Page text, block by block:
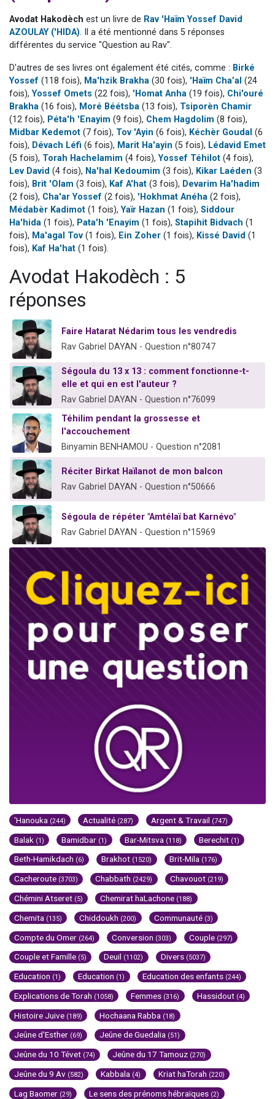
30 personnes viennent de faire un don pour Sauvez la jambe de Yohan
Il reste 49 places pour étudier en groupe sur Zoom
12 nouvelles musiques dans Torah-Box Music
29 personnes viennent de demander une bénédiction
Avodat Hakodèch est un livre de Rav 'Haïm Yossef David
AZOULAY ('HIDA). Il a été mentionné dans 5 réponses
différentes du service "Question au Rav".
D'autres de ses livres ont également été cités, comme : Birké
Yossef (118 fois), Ma'hzik Brakha (30 fois), 'Haïm Cha’al (24
fois), Yossef Omets (22 fois), 'Homat Anha (19 fois), Chi'ouré
Brakha (16 fois), Moré Béétsba (13 fois), Tsiporèn Chamir
(12 fois), Péta'h 'Enayim (9 fois), Chem Hagdolim (8 fois),
Midbar Kedemot (7 fois), Tov 'Ayin (6 fois), Kéchèr Goudal (6
fois), Dévach Léfi (6 fois), Marit Ha'ayin (5 fois), Lédavid Emet
(5 fois), Torah Hachelamim (4 fois), Yossef Téhilot (4 fois),
Lev David (4 fois), Na'hal Kedoumim (3 fois), Kikar Laéden (3
fois), Brit 'Olam (3 fois), Kaf A'hat (3 fois), Devarim Ha'hadim
(2 fois), Cha'ar Yossef (2 fois), 'Hokhmat Anéha (2 fois),
Médabèr Kadimot (1 fois), Yaïr Hazan (1 fois), Siddour
Ha'hida (1 fois), Pata'h 'Enayim (1 fois), Stapihit Bidvach (1
fois), Ma'agal Tov (1 fois), Ein Zoher (1 fois), Kissé David (1
fois), Kaf Ha'hat (1 fois).
Avodat Hakodèch : 5
réponses
Faire Hatarat Nédarim tous les vendredis
Rav Gabriel DAYAN - Question n°80747
Ségoula du 13 x 13 : comment fonctionne-t-
elle et qui en est l'auteur ?
Rav Gabriel DAYAN - Question n°76099
Téhilim pendant la grossesse et
l'accouchement
Binyamin BENHAMOU - Question n°2081
Réciter Birkat Haïlanot de mon balcon
Rav Gabriel DAYAN - Question n°50666
Ségoula de répéter "Amtélaï bat Karnévo"
Rav Gabriel DAYAN - Question n°15969
'Hanouka (244) Actualité (287) Argent & Travail (747)
Balak (1) Bamidbar (1) Bar-Mitsva (118) Berechit (1)
Beth-Hamikdach (6) Brakhot (1520) Brit-Mila (176)
Cacheroute (3703) Chabbath (2429) Chavouot (219)
Chémini Atseret (5) Chemirat haLachone (188)
Chemita (135) Chiddoukh (200) Communauté (3)
Compte du Omer (264) Conversion (303) Couple (297)
Couple et Famille (5) Deuil (1102) Divers (5037)
Education (1) Education (1) Education des enfants (244)
Explications de Torah (1058) Femmes (316) Hassidout (4)
Histoire Juive (189) Hochaana Rabba (18)
Jeûne d'Esther (69) Jeûne de Guedalia (51)
Jeûne du 10 Tévet (74) Jeûne du 17 Tamouz (270)
Jeûne du 9 Av (582) Kabbala (4) Kriat haTorah (220)
Lag Baomer (29) Le sens des prénoms hébraïques (2)